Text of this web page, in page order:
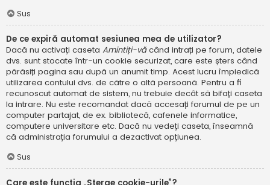
Sus
De ce expiră automat sesiunea mea de utilizator?
Dacă nu activați caseta Amintiți-văcând intrați pe forum, datele
dvs. sunt stocate într-un cookie securizat, care este șters când
părăsiți pagina sau după un anumit timp. Acest lucru împiedică
utilizarea contului dvs. de către o altă persoană. Pentru a fi
recunoscut automat de sistem, nu trebuie decât să bifați caseta
la intrare. Nu este recomandat dacă accesați forumul de pe un
computer partajat, de ex. bibliotecă, cafenele informatice,
computere universitare etc. Dacă nu vedeți caseta, înseamnă
că administrația forumului a dezactivat opțiunea.
Sus
Care este funcția „Șterge cookie-urile”?